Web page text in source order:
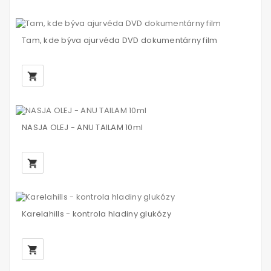
Tam, kde býva ajurvéda DVD dokumentárny film
local_grocery_store
NASJA OLEJ - ANU TAILAM 10ml
local_grocery_store
Karelahills - kontrola hladiny glukózy
local_grocery_store